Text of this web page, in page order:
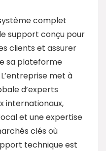
complet
support conçu pour
clients et assurer
sa plateforme
met à
d’experts
internationaux,
et une expertise
clés où
technique est